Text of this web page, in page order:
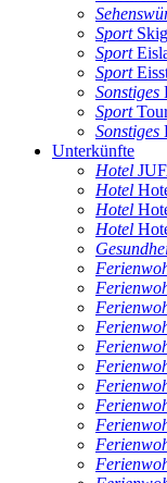
Sport
Sport
Sport
Sonstiges
Sport
Sonstiges
Unterkünfte
Hotel
Hotel
Hotel
Hotel